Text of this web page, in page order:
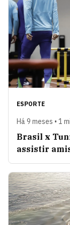
ESPORTE
Há 9 meses • 1
Brasil x
assistir